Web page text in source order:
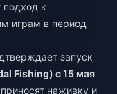
подход к
играм в период
запуск
Fishing) с 15 мая
наживку и